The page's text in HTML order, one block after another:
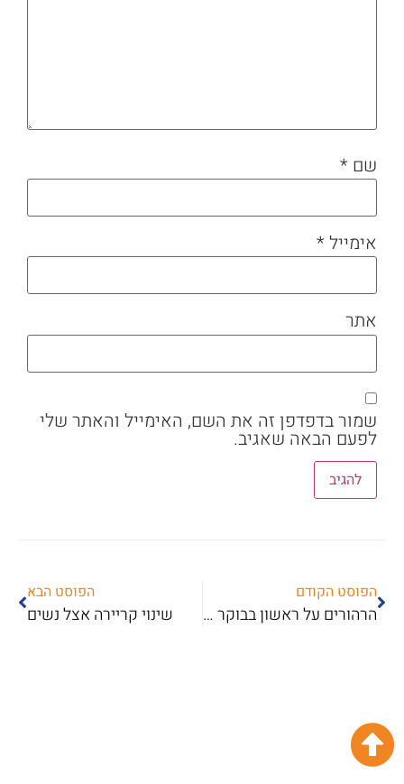
שם *
אימייל *
אתר
שמור בדפדפן זה את השם, האימייל והאתר שלי
לפעם הבאה שאגיב.
הפוסט הקודם
הרהורים על ראשון בבוקר ומציאת ייעוד תעסוקתי
הפוסט הבא
שינוי קריירה אצל נשים